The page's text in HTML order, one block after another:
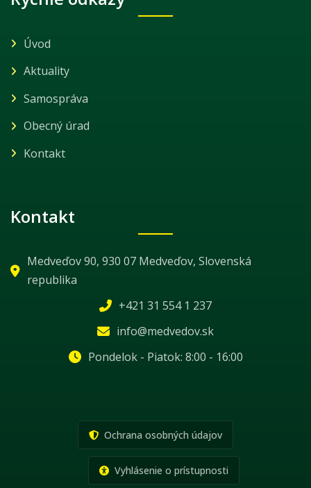
Úvod
Aktuality
Samospráva
Obecný úrad
Kontakt
Kontakt
Medveďov 90, 930 07 Medveďov, Slovenská
republika
+421 31 554 1 237
info@medvedov.sk
Pondelok - Piatok: 8:00 - 16:00
Ochrana osobných údajov
Vyhlásenie o prístupnosti